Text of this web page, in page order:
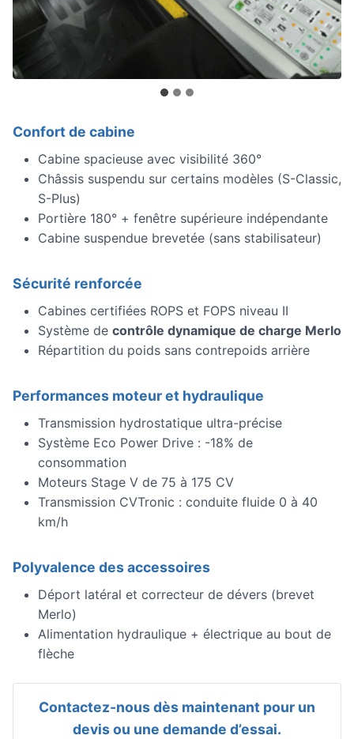
Confort de cabine
Cabine spacieuse avec visibilité 360°
Châssis suspendu sur certains modèles (S-Classic,
S-Plus)
Portière 180° + fenêtre supérieure indépendante
Cabine suspendue brevetée (sans stabilisateur)
Sécurité renforcée
Cabines certifiées ROPS et FOPS niveau II
Système de contrôle dynamique de charge Merlo
Répartition du poids sans contrepoids arrière
Performances moteur et hydraulique
Transmission hydrostatique ultra-précise
Système Eco Power Drive : -18% de
consommation
Moteurs Stage V de 75 à 175 CV
Transmission CVTronic : conduite fluide 0 à 40
km/h
Polyvalence des accessoires
Déport latéral et correcteur de dévers (brevet
Merlo)
Alimentation hydraulique + électrique au bout de
flèche
Contactez-nous dès maintenant pour un
devis ou une demande d’essai.